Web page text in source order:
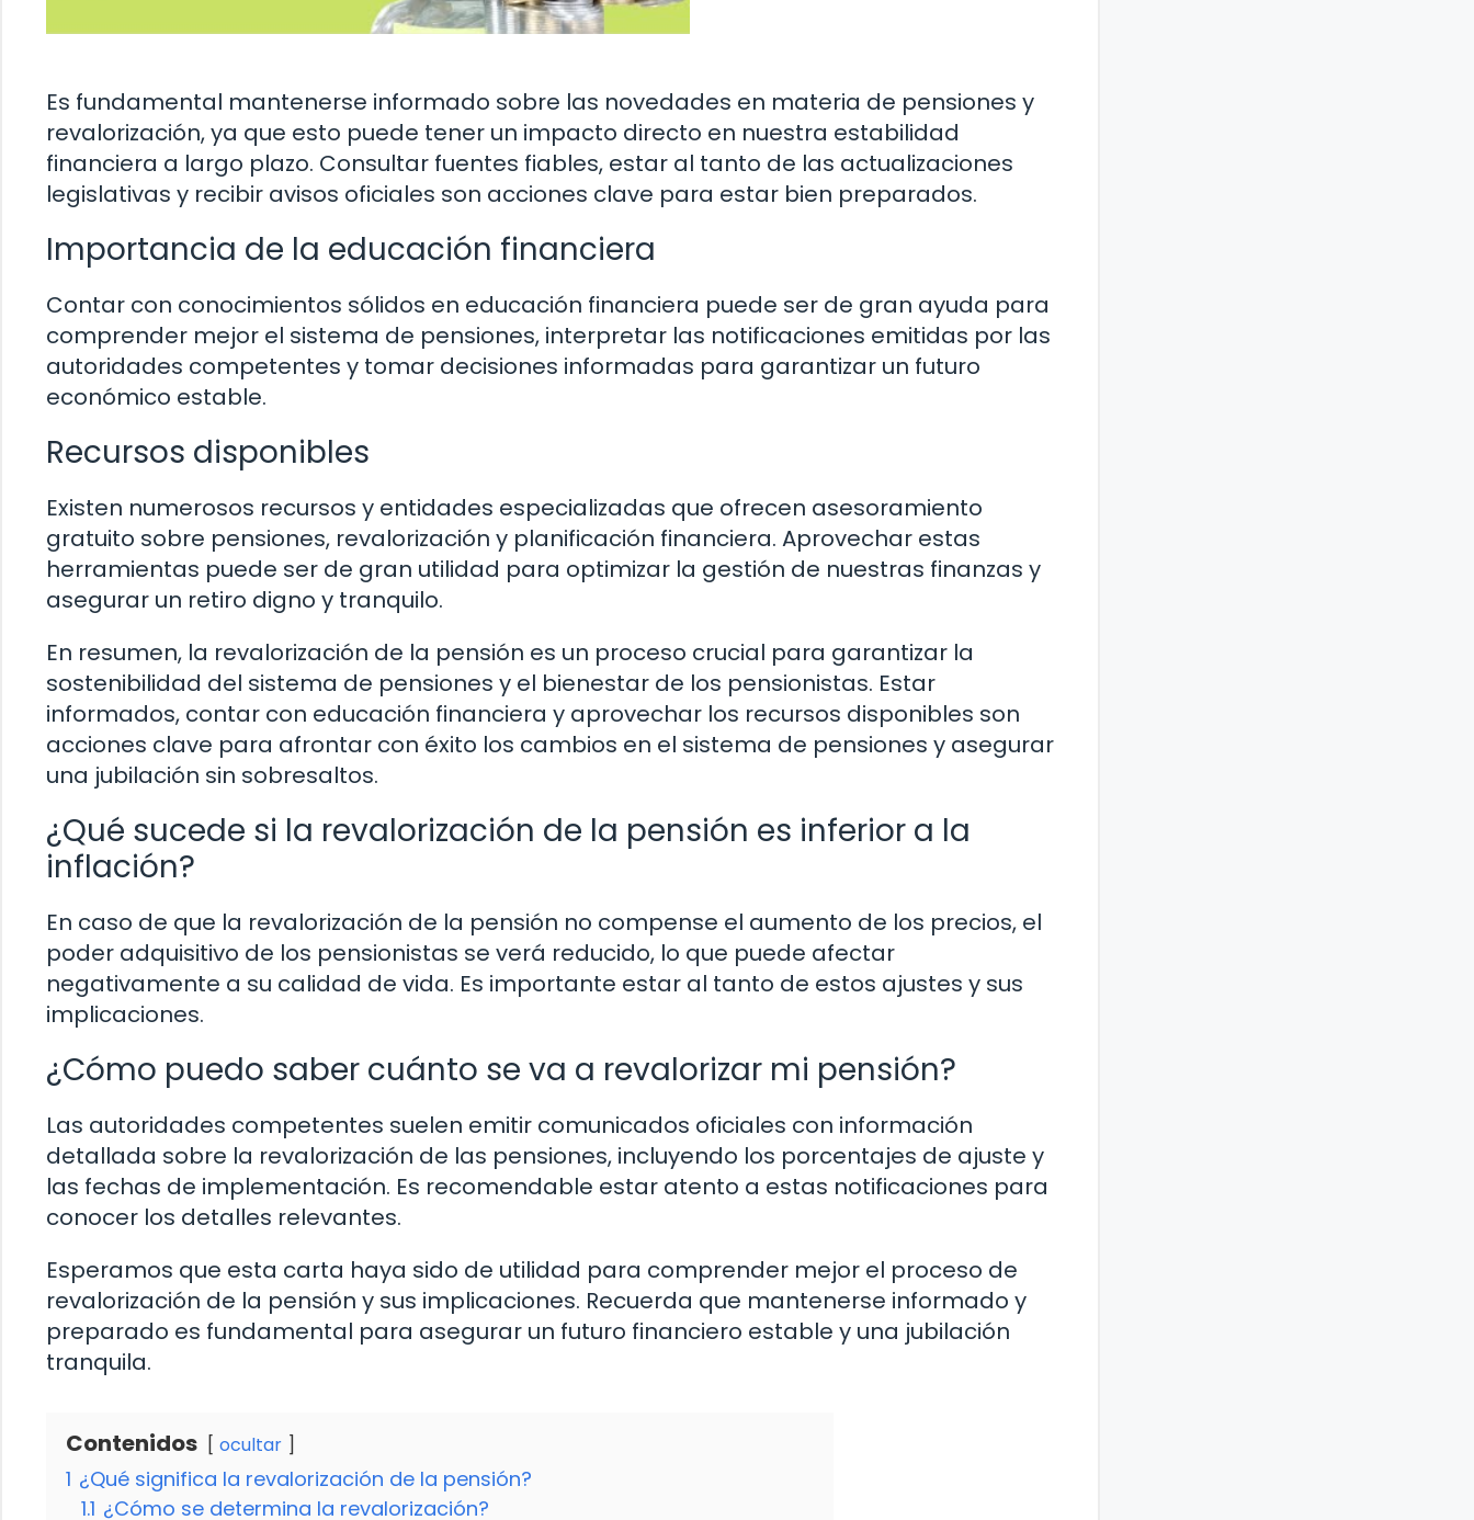
Es fundamental mantenerse informado sobre las novedades en materia de pensiones y
revalorización, ya que esto puede tener un impacto directo en nuestra estabilidad
financiera a largo plazo. Consultar fuentes fiables, estar al tanto de las actualizaciones
legislativas y recibir avisos oficiales son acciones clave para estar bien preparados.
Importancia de la educación financiera
Contar con conocimientos sólidos en educación financiera puede ser de gran ayuda para
comprender mejor el sistema de pensiones, interpretar las notificaciones emitidas por las
autoridades competentes y tomar decisiones informadas para garantizar un futuro
económico estable.
Recursos disponibles
Existen numerosos recursos y entidades especializadas que ofrecen asesoramiento
gratuito sobre pensiones, revalorización y planificación financiera. Aprovechar estas
herramientas puede ser de gran utilidad para optimizar la gestión de nuestras finanzas y
asegurar un retiro digno y tranquilo.
En resumen, la revalorización de la pensión es un proceso crucial para garantizar la
sostenibilidad del sistema de pensiones y el bienestar de los pensionistas. Estar
informados, contar con educación financiera y aprovechar los recursos disponibles son
acciones clave para afrontar con éxito los cambios en el sistema de pensiones y asegurar
una jubilación sin sobresaltos.
¿Qué sucede si la revalorización de la pensión es inferior a la
inflación?
En caso de que la revalorización de la pensión no compense el aumento de los precios, el
poder adquisitivo de los pensionistas se verá reducido, lo que puede afectar
negativamente a su calidad de vida. Es importante estar al tanto de estos ajustes y sus
implicaciones.
¿Cómo puedo saber cuánto se va a revalorizar mi pensión?
Las autoridades competentes suelen emitir comunicados oficiales con información
detallada sobre la revalorización de las pensiones, incluyendo los porcentajes de ajuste y
las fechas de implementación. Es recomendable estar atento a estas notificaciones para
conocer los detalles relevantes.
Esperamos que esta carta haya sido de utilidad para comprender mejor el proceso de
revalorización de la pensión y sus implicaciones. Recuerda que mantenerse informado y
preparado es fundamental para asegurar un futuro financiero estable y una jubilación
tranquila.
Contenidos ocultar
1 ¿Qué significa la revalorización de la pensión?
1.1 ¿Cómo se determina la revalorización?